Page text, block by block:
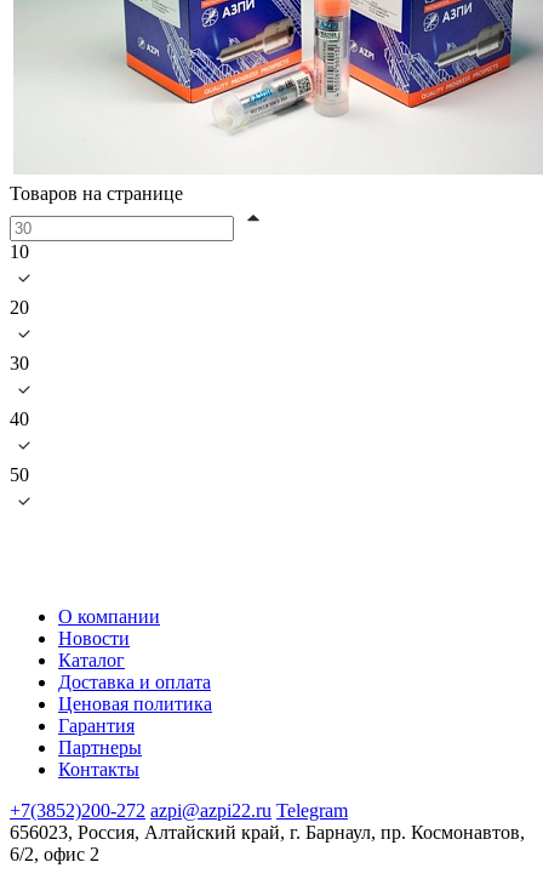
Товаров на странице
10
20
30
40
50
О компании
Новости
Каталог
Доставка и оплата
Ценовая политика
Гарантия
Партнеры
Контакты
+7(3852)200-272 azpi@azpi22.ru Telegram
656023, Россия, Алтайский край, г. Барнаул, пр. Космонавтов,
6/2, офис 2